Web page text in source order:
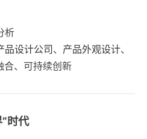
析
品设计公司、 产品外观设计、
合、可持续创新
时代